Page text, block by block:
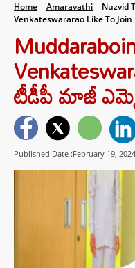
Home Amaravathi
Nuzvid
Venkateswararao Like To Join
టీడీపీ మాజీ
Published Date :February 19,